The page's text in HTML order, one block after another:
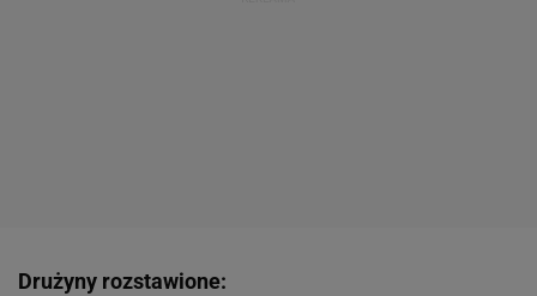
Drużyny rozstawione: